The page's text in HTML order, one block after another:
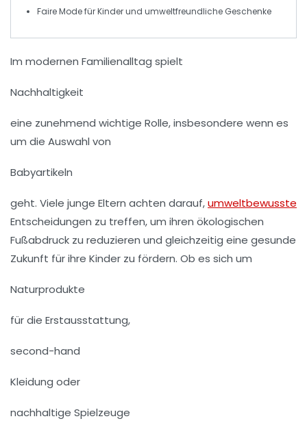
Faire Modefür Kinder und umweltfreundliche Geschenke
Im modernen Familienalltag spielt
Nachhaltigkeit
eine zunehmend wichtige Rolle, insbesondere wenn es
um die Auswahl von
Babyartikeln
geht. Viele junge Eltern achten darauf,umweltbewusste
Entscheidungen zu treffen, um ihren ökologischen
Fußabdruck zu reduzieren und gleichzeitig eine gesunde
Zukunft für ihre Kinder zu fördern. Ob es sich um
Naturprodukte
für die Erstausstattung,
second-hand
Kleidung oder
nachhaltige Spielzeuge